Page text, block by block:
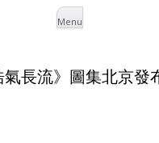
Menu
Skip
長流》圖集北京發